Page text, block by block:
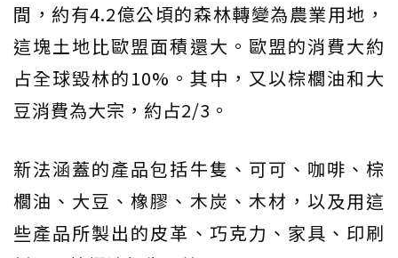
間，約有4.2億公頃的森林轉變為農業用地，
這塊土地比歐盟面積還大。歐盟的消費大約
占全球毀林的10%。其中，又以棕櫚油和大
豆消費為大宗，約占2/3。
新法涵蓋的產品包括牛隻、可可、咖啡、棕
櫚油、大豆、橡膠、木炭、木材，以及用這
些產品所製出的皮革、巧克力、家具、印刷